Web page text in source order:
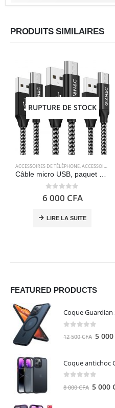
PRODUITS SIMILAIRES
RUPTURE DE STOCK
ACCESSOIRES DE TÉLÉPHONE,ACCESSOIRES POUR ORDINATEUR
Câble micro USB, paquet de 3 [2 Mètre] – GIANAC
0 out of 5
6 000 CFA
LIRE LA SUITE
FEATURED PRODUCTS
12 500CFA Le
500
5 000
8 000CFA Le
5 000